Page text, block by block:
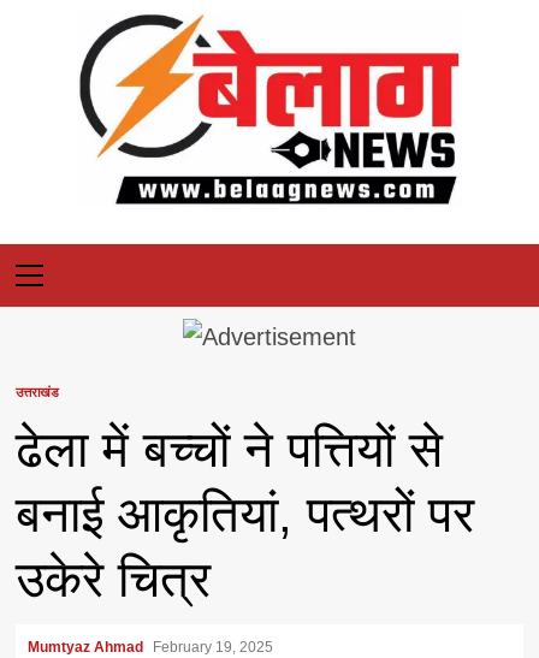
Primary
Menu
उत्तराखंड
ढेला में बच्चों ने पत्तियों से
बनाई आकृतियां, पत्थरों पर
उकेरे चित्र
Mumtyaz Ahmad February 19, 2025